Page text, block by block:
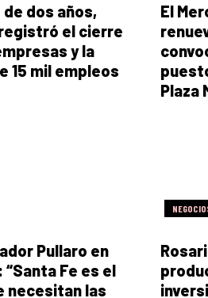
de dos años,
el cierre
y la
15 mil empleos
El
Plaza
Pullaro en
Fe es el
necesitan las